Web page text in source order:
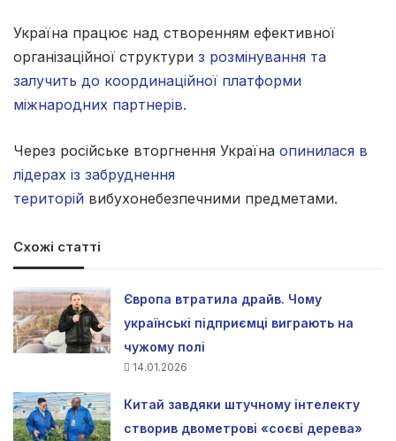
Україна працює над створенням ефективної
організаційної структури з розмінування та
залучить до координаційної платформи
міжнародних партнерів.
Через російське вторгнення Україна опинилася в
лідерах із забруднення
територій вибухонебезпечними предметами.
Схожі статті
Європа втратила драйв. Чому
українські підприємці виграють на
чужому полі
14.01.2026
Китай завдяки штучному інтелекту
створив двометрові «соєві дерева»